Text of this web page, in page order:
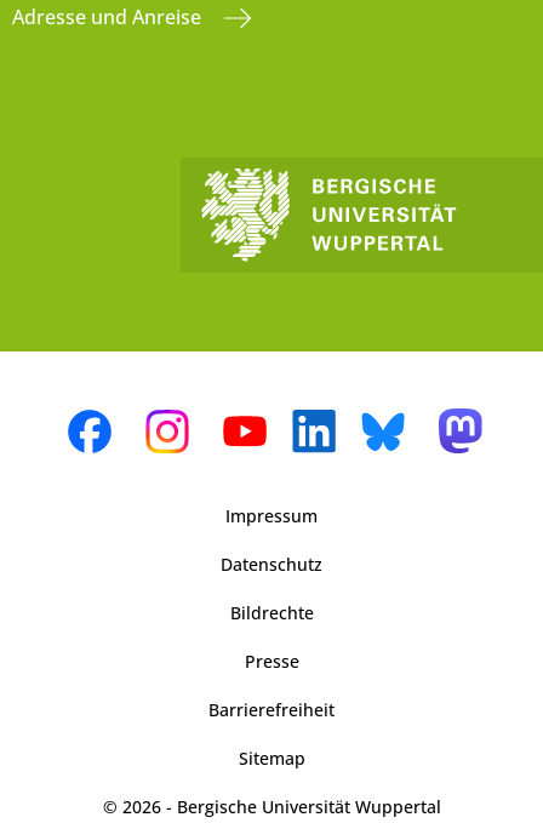
Adresse und Anreise
Impressum
Datenschutz
Bildrechte
Presse
Barrierefreiheit
Sitemap
© 2026 - Bergische Universität Wuppertal